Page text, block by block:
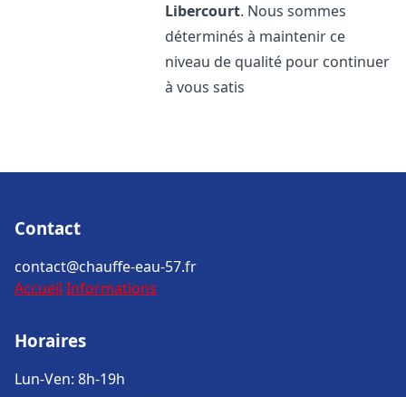
Libercourt. Nous sommes
déterminés à maintenir ce
niveau de qualité pour continuer
à vous satis
Contact
contact@chauffe-eau-57.fr
Accueil Informations
Horaires
Lun-Ven: 8h-19h